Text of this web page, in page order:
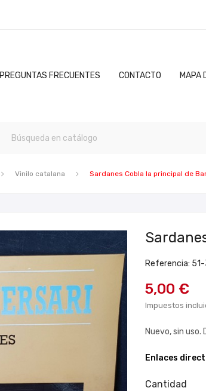
PREGUNTAS FRECUENTES CONTACTO MAPA
Vinilo catalana Sardanes Cobla la principal de
Referencia:
5,00 €
Impuestos
Nuevo, sin uso.
Enlaces
Cantidad